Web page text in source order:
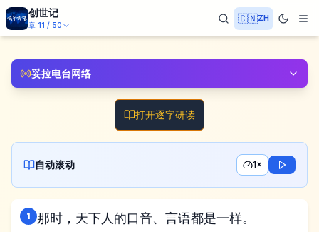
创世记
章 11 / 50
🇨🇳ZH
妥拉电台网络
打开逐字研读
自动滚动 1×
1 那时，天下人的口音、言语都是一样。